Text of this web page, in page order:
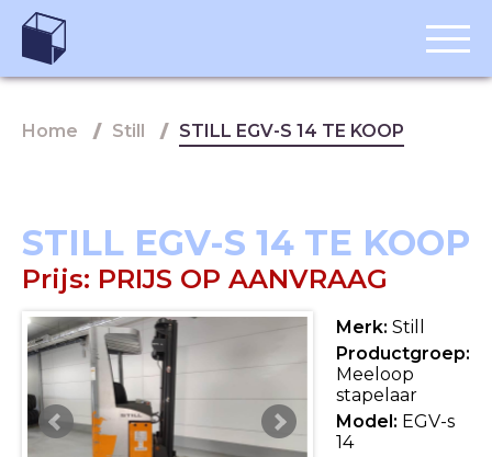
Home Still STILL EGV-S 14 TE KOOP
STILL EGV-S 14 TE KOOP
Prijs: PRIJS OP AANVRAAG
Merk: Still
Productgroep:
Meeloop
stapelaar
Model: EGV-s
14